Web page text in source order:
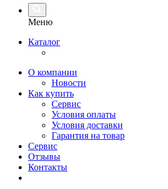
Меню
Каталог
О компании
Новости
Как купить
Сервис
Условия оплаты
Условия доставки
Гарантия на товар
Сервис
Отзывы
Контакты